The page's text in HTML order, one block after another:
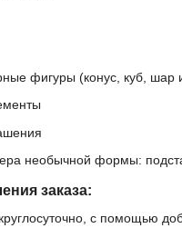
фигуры (конус, куб, шар
необычной формы:
заказа:
с помощью